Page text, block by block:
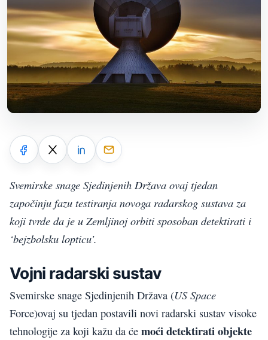
Svemirske snage Sjedinjenih Država ovaj tjedan
započinju fazu testiranja novoga radarskog sustava za
koji tvrde da je u Zemljinoj orbiti sposoban detektirati i
‘bejzbolsku lopticu’.
Vojni radarski sustav
Svemirske snage Sjedinjenih Država (US Space
Force)ovaj su tjedan postavili novi radarski sustav visoke
tehnologije za koji kažu da će moći detektirati objekte